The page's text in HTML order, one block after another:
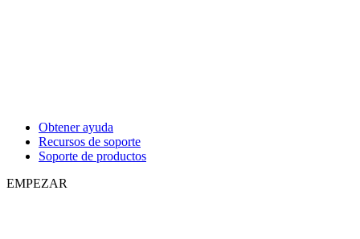
Obtener ayuda
Recursos de soporte
Soporte de productos
EMPEZAR